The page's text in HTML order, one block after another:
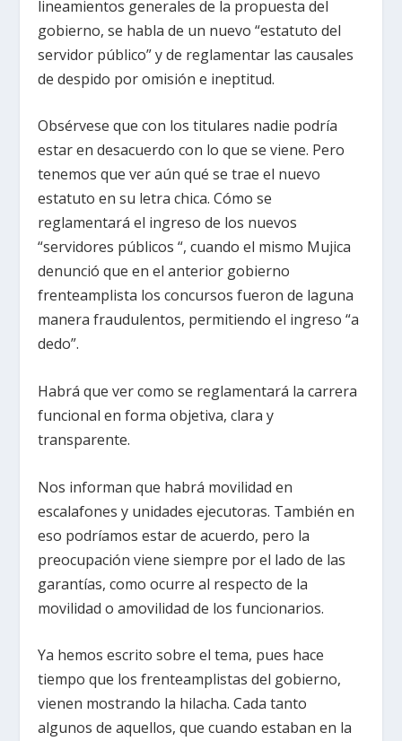
lineamientos generales de la propuesta del
gobierno, se habla de un nuevo “estatuto del
servidor público” y de reglamentar las causales
de despido por omisión e ineptitud.
Obsérvese que con los titulares nadie podría
estar en desacuerdo con lo que se viene. Pero
tenemos que ver aún qué se trae el nuevo
estatuto en su letra chica. Cómo se
reglamentará el ingreso de los nuevos
“servidores públicos “, cuando el mismo Mujica
denunció que en el anterior gobierno
frenteamplista los concursos fueron de laguna
manera fraudulentos, permitiendo el ingreso “a
dedo”.
Habrá que ver como se reglamentará la carrera
funcional en forma objetiva, clara y
transparente.
Nos informan que habrá movilidad en
escalafones y unidades ejecutoras. También en
eso podríamos estar de acuerdo, pero la
preocupación viene siempre por el lado de las
garantías, como ocurre al respecto de la
movilidad o amovilidad de los funcionarios.
Ya hemos escrito sobre el tema, pues hace
tiempo que los frenteamplistas del gobierno,
vienen mostrando la hilacha. Cada tanto
algunos de aquellos, que cuando estaban en la